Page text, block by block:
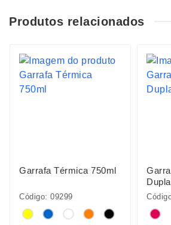
Produtos relacionados
Garrafa Térmica 750ml
Código: 09299